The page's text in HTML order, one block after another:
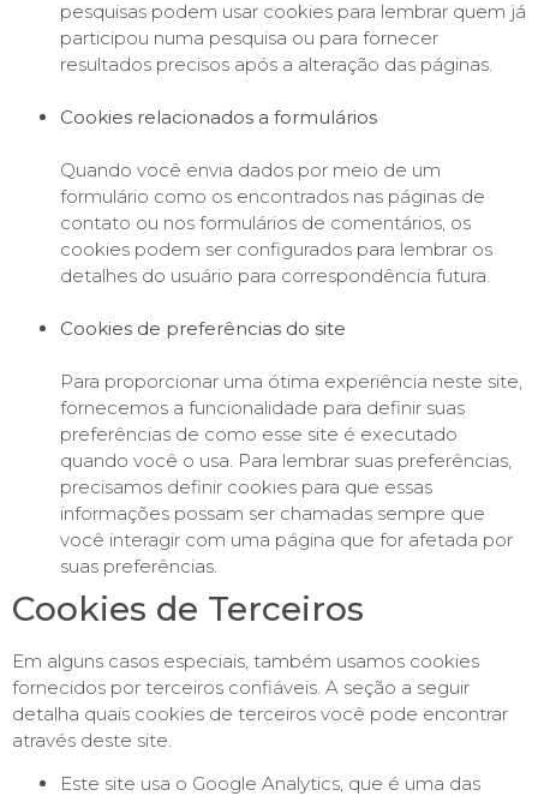
pesquisas podem usar cookies para lembrar quem já
participou numa pesquisa ou para fornecer
resultados precisos após a alteração das páginas.
Cookies relacionados a formulários
Quando você envia dados por meio de um
formulário como os encontrados nas páginas de
contato ou nos formulários de comentários, os
cookies podem ser configurados para lembrar os
detalhes do usuário para correspondência futura.
Cookies de preferências do site
Para proporcionar uma ótima experiência neste site,
fornecemos a funcionalidade para definir suas
preferências de como esse site é executado
quando você o usa. Para lembrar suas preferências,
precisamos definir cookies para que essas
informações possam ser chamadas sempre que
você interagir com uma página que for afetada por
suas preferências.
Cookies de Terceiros
Em alguns casos especiais, também usamos cookies
fornecidos por terceiros confiáveis. A seção a seguir
detalha quais cookies de terceiros você pode encontrar
através deste site.
Este site usa o Google Analytics, que é uma das